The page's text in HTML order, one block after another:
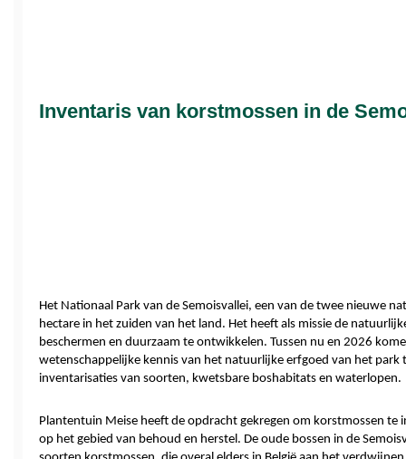
Inventaris van korstmossen in de
Het Nationaal Park van de Semoisvallei, een van de twee nieuwe
hectare in het zuiden van het land. Het heeft als missie de
beschermen en duurzaam te ontwikkelen. Tussen nu en 2026
wetenschappelijke kennis van het natuurlijke erfgoed van het
inventarisaties van soorten, kwetsbare boshabitats en waterlopen.
Plantentuin Meise heeft de opdracht gekregen om korstmossen te
op het gebied van behoud en herstel. De oude bossen in de